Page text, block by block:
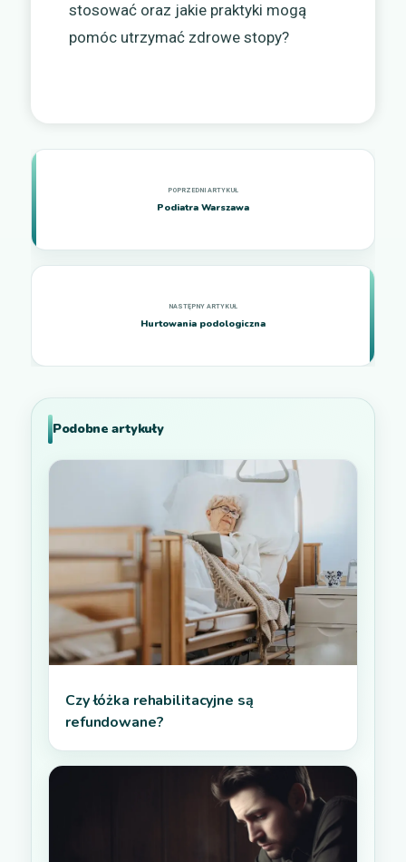
stosować oraz jakie praktyki mogą
pomóc utrzymać zdrowe stopy?
Podiatra Warszawa
Hurtowania podologiczna
Podobne artykuły
Czy łóżka rehabilitacyjne są
refundowane?